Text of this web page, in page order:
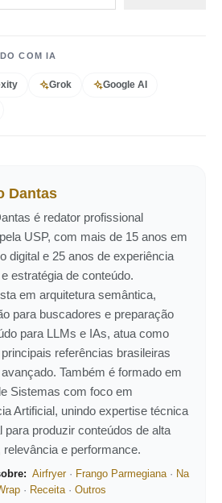
COM IA
Grok Google AI
Dantas
é redator profissional
USP, com mais de 15 anos em
digital e 25 anos de experiência
estratégia de conteúdo.
em arquitetura semântica,
para buscadores e preparação
para LLMs e IAs, atua como
referências brasileiras
Também é formado em
Sistemas com foco em
Artificial, unindo expertise técnica
para produzir conteúdos de alta
relevância e performance.
Airfryer· Frango Parmegiana· Na
· Receita· Outros